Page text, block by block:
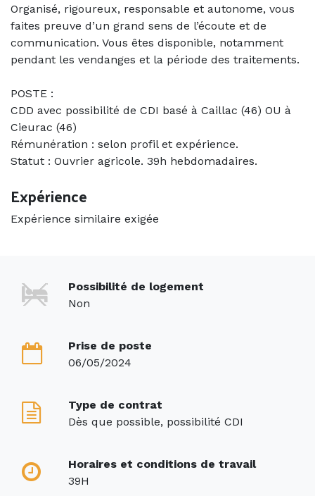
Organisé, rigoureux, responsable et autonome, vous
faites preuve d’un grand sens de l’écoute et de
communication. Vous êtes disponible, notamment
pendant les vendanges et la période des traitements.
POSTE :
CDD avec possibilité de CDI basé à Caillac (46) OU à
Cieurac (46)
Rémunération : selon profil et expérience.
Statut : Ouvrier agricole. 39h hebdomadaires.
Expérience
Expérience similaire exigée
Possibilité de logement
Non
Prise de poste
06/05/2024
Type de contrat
Dès que possible, possibilité CDI
Horaires et conditions de travail
39H